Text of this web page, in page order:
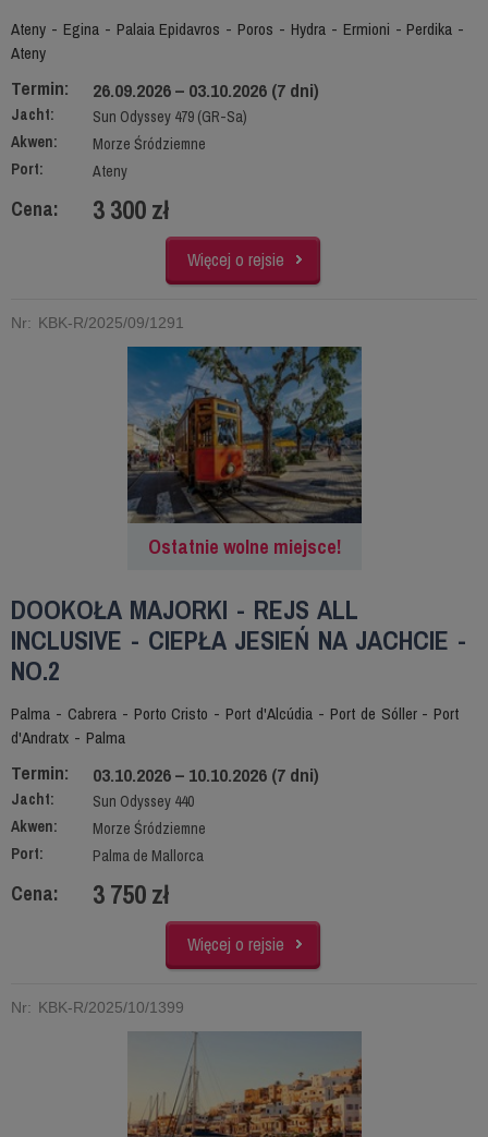
Ateny - Egina - Palaia Epidavros - Poros - Hydra - Ermioni - Perdika -
Ateny
Termin: 26.09.2026 – 03.10.2026 (7 dni)
Jacht:
Sun Odyssey 479 (GR-Sa)
Akwen:
Morze Śródziemne
Port:
Ateny
Cena: 3 300 zł
Więcej o rejsie
Nr: KBK-R/2025/09/1291
Ostatnie wolne miejsce!
DOOKOŁA MAJORKI - REJS ALL
INCLUSIVE - CIEPŁA JESIEŃ NA JACHCIE -
NO.2
Palma - Cabrera - Porto Cristo - Port d'Alcúdia - Port de Sóller - Port
d'Andratx - Palma
Termin: 03.10.2026 – 10.10.2026 (7 dni)
Jacht:
Sun Odyssey 440
Akwen:
Morze Śródziemne
Port:
Palma de Mallorca
Cena: 3 750 zł
Więcej o rejsie
Nr: KBK-R/2025/10/1399